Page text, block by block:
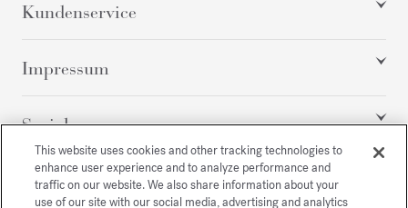
Kundenservice
Impressum
Social
Alle Rechte vorbehalten
This website uses cookies and other tracking technologies to
enhance user experience and to analyze performance and
traffic on our website. We also share information about your
use of our site with our social media, advertising and analytics